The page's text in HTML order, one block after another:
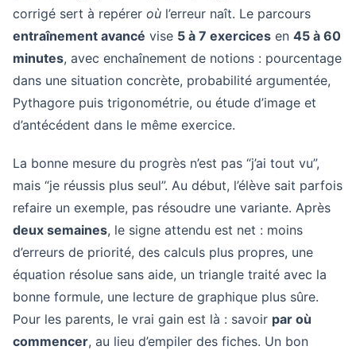
corrigé sert à repérer où l’erreur naît. Le parcours
entraînement avancé vise 5 à 7 exercices en 45 à 60
minutes, avec enchaînement de notions : pourcentage
dans une situation concrète, probabilité argumentée,
Pythagore puis trigonométrie, ou étude d’image et
d’antécédent dans le même exercice.
La bonne mesure du progrès n’est pas “j’ai tout vu”,
mais “je réussis plus seul”. Au début, l’élève sait parfois
refaire un exemple, pas résoudre une variante. Après
deux semaines, le signe attendu est net : moins
d’erreurs de priorité, des calculs plus propres, une
équation résolue sans aide, un triangle traité avec la
bonne formule, une lecture de graphique plus sûre.
Pour les parents, le vrai gain est là : savoir par où
commencer, au lieu d’empiler des fiches. Un bon